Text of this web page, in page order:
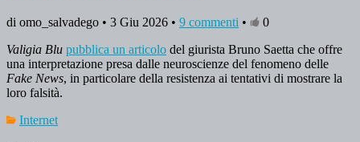
di omo_salvadego • 3 Giu 2026 • 9 commenti •
0
Valigia Blu pubblica un articolo del giurista Bruno Saetta che offre
una interpretazione presa dalle neuroscienze del fenomeno delle
Fake News, in particolare della resistenza ai tentativi di mostrare la
loro falsità.
Internet